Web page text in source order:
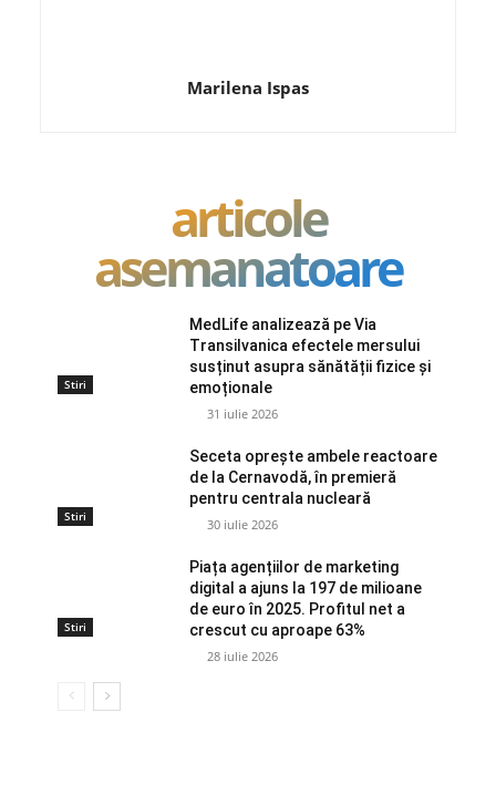
Marilena Ispas
articole
asemanatoare
Stiri
MedLife analizează pe Via
Transilvanica efectele mersului
susținut asupra sănătății fizice și
emoționale
31 iulie 2026
Stiri
Seceta oprește ambele reactoare
de la Cernavodă, în premieră
pentru centrala nucleară
30 iulie 2026
Stiri
Piața agențiilor de marketing
digital a ajuns la 197 de milioane
de euro în 2025. Profitul net a
crescut cu aproape 63%
28 iulie 2026